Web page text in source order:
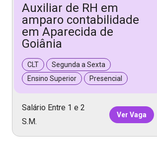
Auxiliar de RH em
amparo contabilidade
em Aparecida de
Goiânia
CLT
Segunda a Sexta
Ensino Superior
Presencial
Salário Entre 1 e 2
S.M.
Ver Vaga